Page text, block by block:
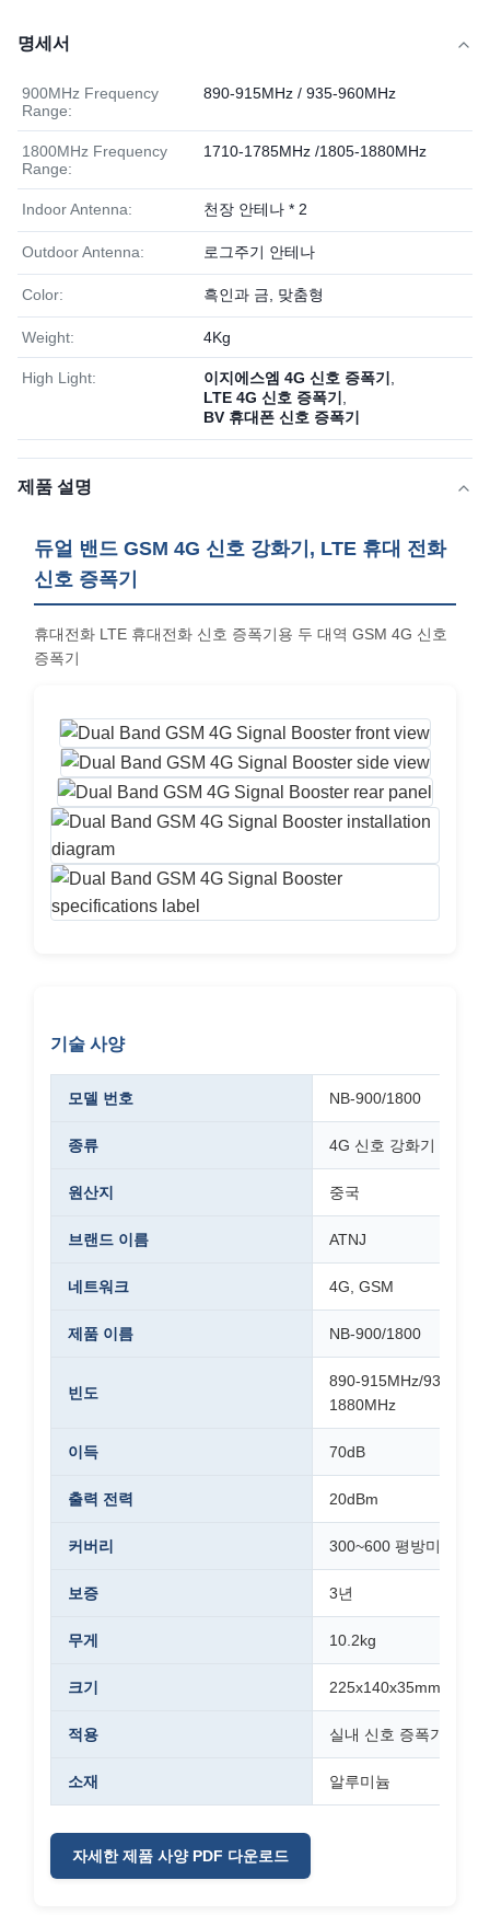
명세서
900MHz Frequency
Range:
890-915MHz / 935-960MHz
1800MHz Frequency
Range:
1710-1785MHz /1805-1880MHz
Indoor Antenna: 천장 안테나 * 2
Outdoor Antenna: 로그주기 안테나
Color: 흑인과 금, 맞춤형
Weight: 4Kg
High Light: 이지에스엠 4G 신호 증폭기
LTE 4G 신호 증폭기
BV 휴대폰 신호 증폭기
제품 설명
듀얼 밴드 GSM 4G 신호 강화기, LTE 휴대 전화
신호 증폭기
휴대전화 LTE 휴대전화 신호 증폭기용 두 대역 GSM 4G 신호
증폭기
기술 사양
모델 번호 NB-900/1800
종류 4G 신호 강화기
원산지 중국
브랜드 이름 ATNJ
네트워크 4G, GSM
제품 이름 NB-900/1800
빈도
890-915MHz/935-
1880MHz
이득 70dB
출력 전력 20dBm
커버리 300~600 평방미터
보증 3년
무게 10.2kg
크기 225x140x35mm
적용 실내 신호 증폭기
소재 알루미늄
자세한 제품 사양 PDF 다운로드